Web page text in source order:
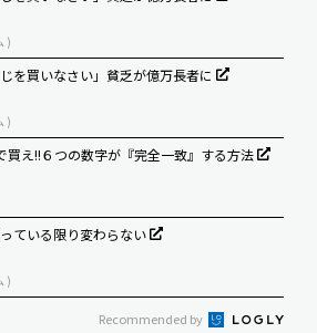
)
を買いなさい」貧乏が億万長者に
)
買え!!６つの数字が『完全一致』する方法
ている限り変わらない
)
Recommended by